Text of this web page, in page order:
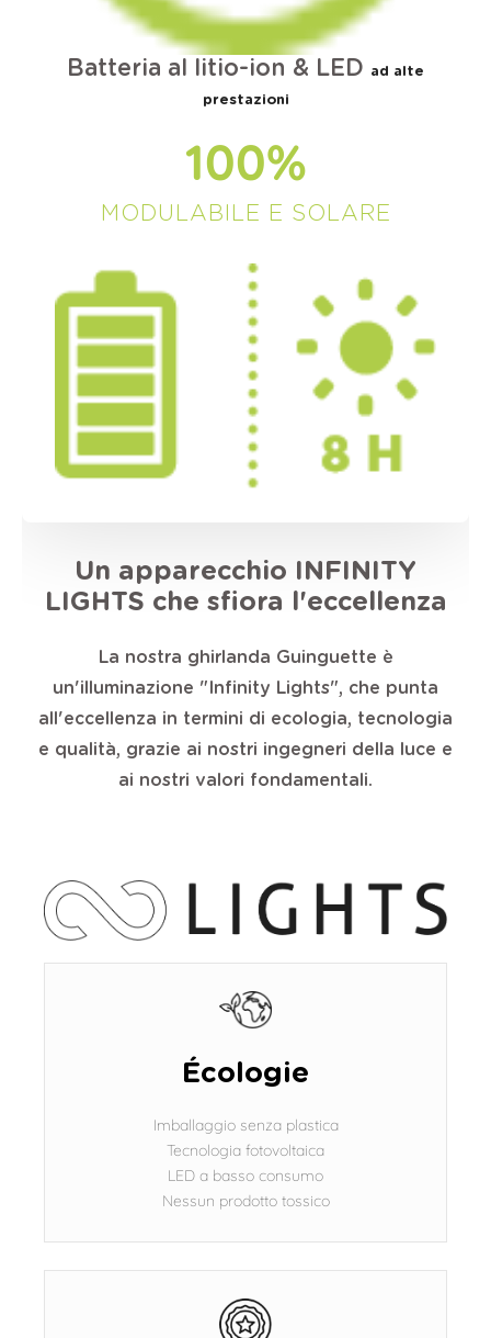
Batteria al litio-ion & LED
ad alte
prestazioni
100%
MODULABILE E SOLARE
Un apparecchio INFINITY
LIGHTS che sfiora l'eccellenza
La nostra ghirlanda Guinguette è
un'illuminazione "Infinity Lights", che punta
all'eccellenza in termini di ecologia, tecnologia
e qualità, grazie ai nostri ingegneri della luce e
ai nostri valori fondamentali.
Écologie
Imballaggio senza plastica
Tecnologia fotovoltaica
LED a basso consumo
Nessun prodotto tossico